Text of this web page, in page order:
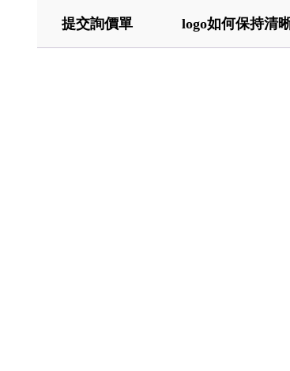
提交詢價單 logo如何保持清